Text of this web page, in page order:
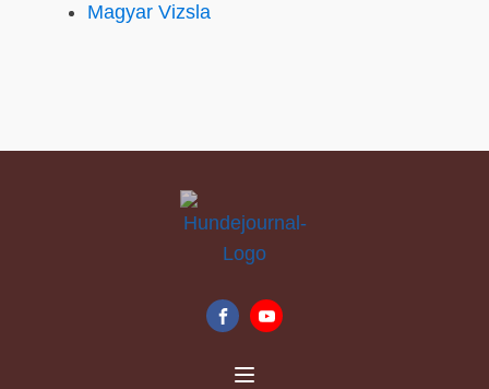
Magyar Vizsla